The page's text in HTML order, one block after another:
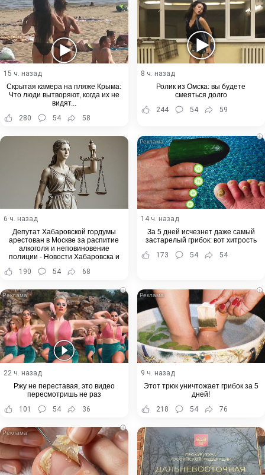
15 ч. назад
Скрытая камера на пляже Крыма:
Что люди вытворяют, когда их не
видят...
280
54 58
8 ч. назад
Ролик из Омска: вы будете
смеяться долго
244
54 59
6 ч. назад
Депутат Хабаровской гордумы
арестован в Москве за распитие
алкоголя и неповиновение
полиции - Новости Хабаровска и
190 54 68
i
14 ч. назад
За 5 дней исчезнет даже самый
застарелый грибок: вот хитрость
173
54 54
i
22 ч. назад
Ржу не переставая, это видео
пересмотришь не раз
101
54 36
i
9 ч. назад
Этот трюк уничтожает грибок за 5
дней!
218
54 76
i